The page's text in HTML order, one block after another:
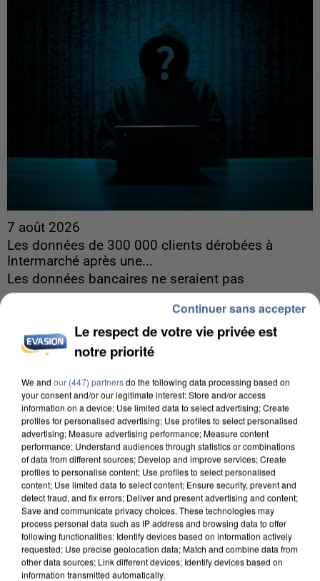
7 août 2026
Les données de 300 000 clients dérobées à
Intermarché après une...
Les données bancaires ne seraient pas
concernées.
7 août 2026
Un second cadre de la DZ Mafia interpellé en
Le respect de votre vie privée est
notre priorité
We and our (447) partnersdo the following data processing based on
your consent and/or our legitimate interest: Store and/or access
information on a device; Use limited data to select advertising; Create
profiles for personalised advertising; Use profiles to select personalised
advertising; Measure advertising performance; Measure content
performance; Understand audiences through statistics or combinations
of data from different sources; Develop and improve services; Create
profiles to personalise content; Use profiles to select personalised
content; Use limited data to select content; Ensure security, prevent and
detect fraud, and fix errors; Deliver and present advertising and content;
Save and communicate privacy choices. These technologies may
process personal data such as IP address and browsing data to offer
following functionalities: Identify devices based on information actively
requested; Use precise geolocation data; Match and combine data from
other data sources; Link different devices; Identify devices based on
information transmitted automatically.
Continuer sans accepter